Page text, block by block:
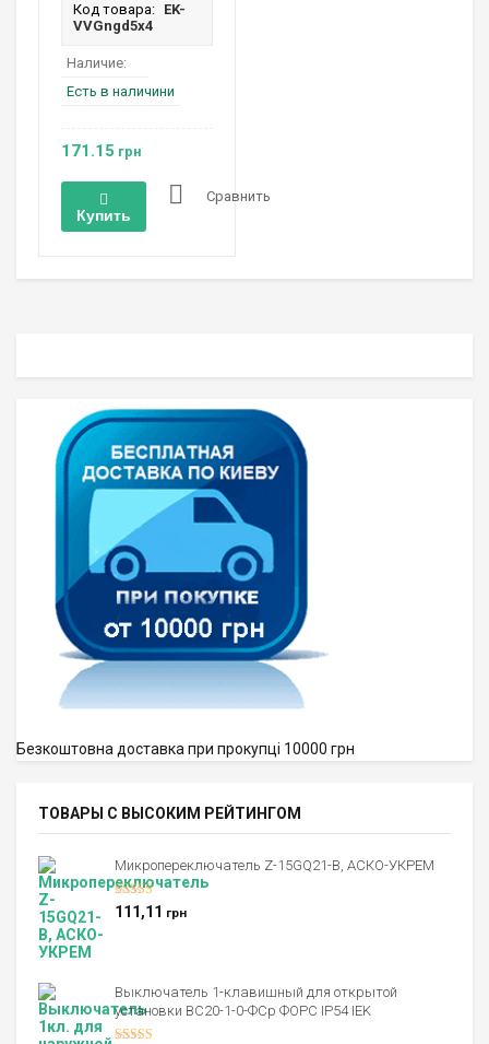
Код товара: EK-
VVGngd5х4
Наличие:
Есть в наличини
171.15 грн
Купить
Сравнить
Безкоштовна доставка при прокупці 10000 грн
ТОВАРЫ С ВЫСОКИМ РЕЙТИНГОМ
Микропереключатель Z-15GQ21-B, АСКО-УКРЕМ
Оценка5.00
из 5
111,11 грн
Выключатель 1-клавишный для открытой
установки ВС20-1-0-ФСр ФОРС IP54 IEK